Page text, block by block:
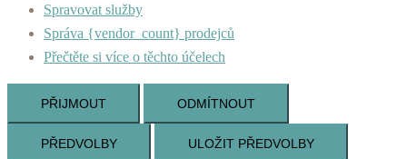
Spravovat služby
Správa {vendor_count} prodejců
Přečtěte si více o těchto účelech
PŘIJMOUT ODMÍTNOUT
PŘEDVOLBY ULOŽIT PŘEDVOLBY